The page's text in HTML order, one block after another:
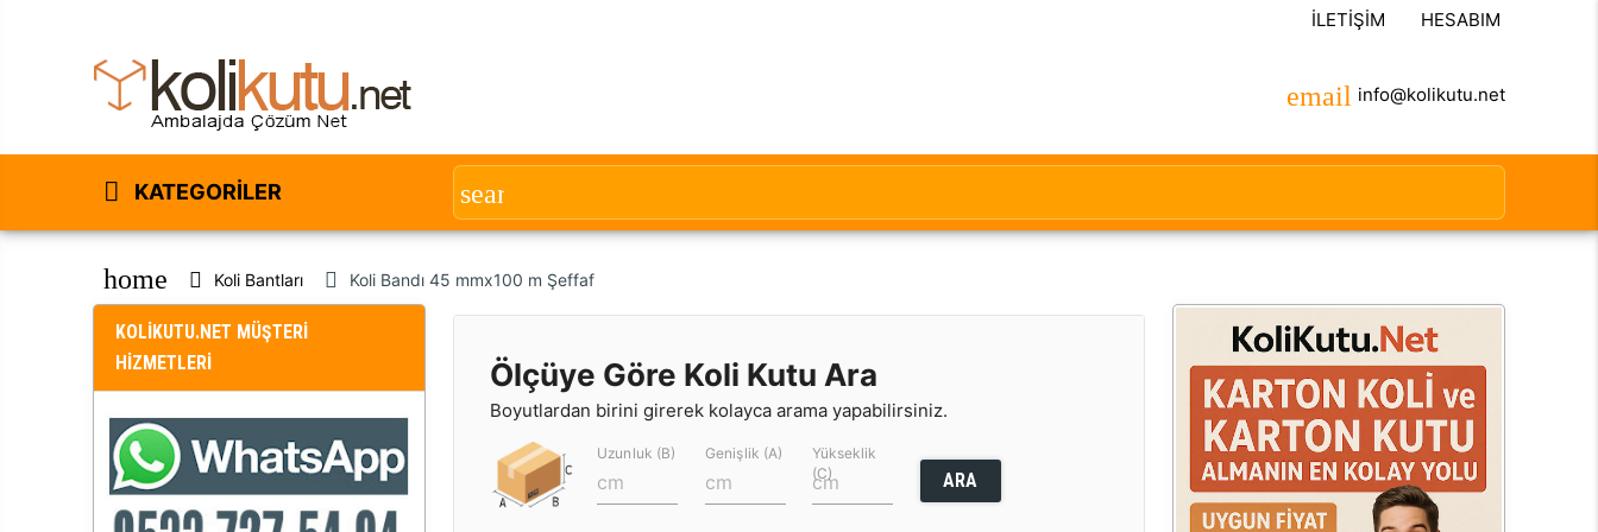
İLETIŞIM HESABIM
info@kolikutu.net
KATEGORILER
home Koli Bantları Koli Bandı 45 mmx100 m Şeffaf
KOLİKUTU.NET MÜŞTERİ
HİZMETLERİ
Ölçüye Göre Koli Kutu Ara
Boyutlardan birini girerek kolayca arama yapabilirsiniz.
Uzunluk (B) Genişlik (A)
Yükseklik
(C)
ARA